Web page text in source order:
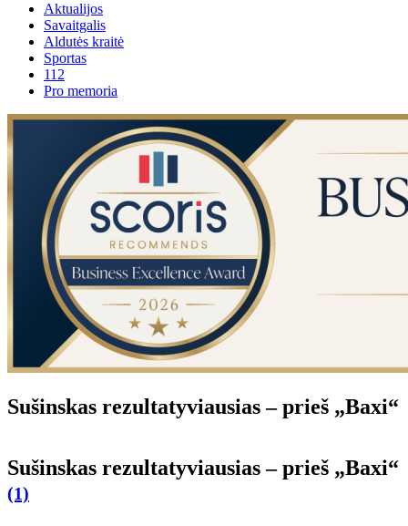
Aktualijos
Savaitgalis
Aldutės kraitė
Sportas
112
Pro memoria
Sušinskas rezultatyviausias – prieš „Baxi“
Sušinskas rezultatyviausias – prieš „Baxi“
(1)